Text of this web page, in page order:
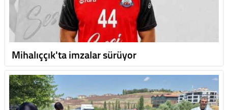
Mihalıççık'ta imzalar sürüyor